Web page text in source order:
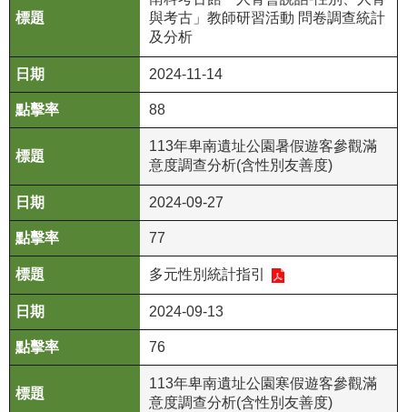
政
資
訊
安
宣
民
服
務
白
書
政
與考古」教師研習活動 問卷調查統計
及分析
2024-11-14
88
113年卑南遺址公園暑假遊客參觀滿
意度調查分析(含性別友善度)
2024-09-27
77
多元性別統計指引
2024-09-13
76
113年卑南遺址公園寒假遊客參觀滿
意度調查分析(含性別友善度)